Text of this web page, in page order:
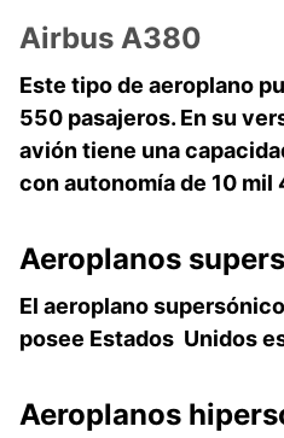
Airbus A380
Este tipo de aeroplano
550 pasajeros. En su
avión tiene una
con autonomía de 10
Aeroplanos
El aeroplano
posee Estados Unidos
Aeroplanos